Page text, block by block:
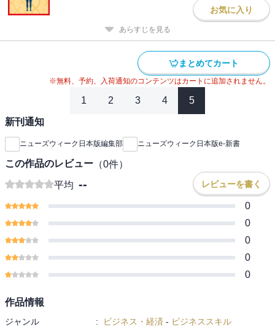
お気に入り
あらすじを見る
まとめてカート
※無料、予約、入荷通知のコンテンツはカートに追加されません。
1 2 3 4 5
新刊通知
ニューズウィーク日本版編集部 ニューズウィーク日本版e-新書
この作品のレビュー （0件）
平均 -- レビューを書く
0
0
0
0
0
作品情報
ジャンル : ビジネス・経済 - ビジネススキル